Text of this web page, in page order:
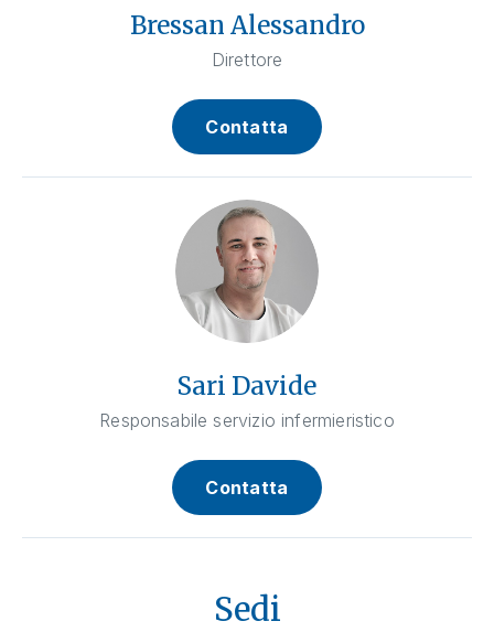
Bressan Alessandro
Direttore
Contatta
Sari Davide
Responsabile servizio infermieristico
Contatta
Sedi